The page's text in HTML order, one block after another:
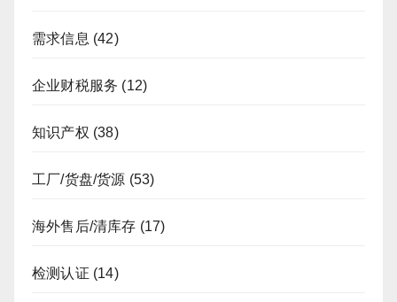
需求信息 (42)
企业财税服务 (12)
知识产权 (38)
工厂/货盘/货源 (53)
海外售后/清库存 (17)
检测认证 (14)